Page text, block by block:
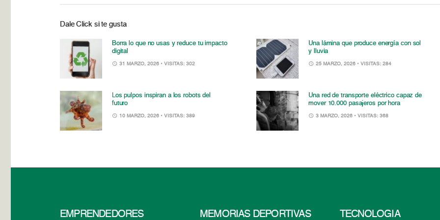
Dale Click si te gusta
Borra lo que no usas y reduce tu impacto
digital
31 MARZO, 2026 • VISITAS: 302
Una lámina que produce energía con sol
y lluvia
25 MARZO, 2026 • VISITAS: 284
Los pulpos inspiran a los robots del
futuro
10 MARZO, 2026 • VISITAS: 389
Una red de transporte eléctrico capaz de
mover 10.000 pasajeros por hora
3 MARZO, 2026 • VISITAS: 368
EMPRENDEDORES MEMORIAS DEPORTIVAS TECNOLOGÍA